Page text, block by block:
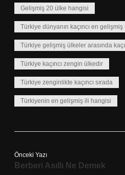
Gelişmiş 20 ülke hangisi
Türkiye dünyanın kaçıncı en gelişmiş
Türkiye gelişmiş ülkeler arasında
Türkiye kaçıncı zengin ülkedir
Türkiye zenginlikte kaçıncı sırada
Türkiyenin en gelişmiş ili hangisi
Önceki Yazı
Berberi Asıllı Ne Demek